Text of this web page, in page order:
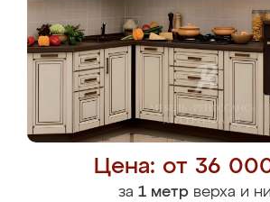
Цена: от 36
за 1 метрверха и